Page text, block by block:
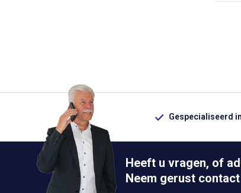
Gespecialiseerd
Heeft u vragen, of
Neem gerust